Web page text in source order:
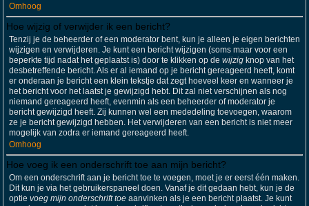
Omhoog
Hoe wijzig of verwijder ik een bericht?
Tenzij je de beheerder of een moderator bent, kun je alleen je eigen berichten
wijzigen en verwijderen. Je kunt een bericht wijzigen (soms maar voor een
beperkte tijd nadat het geplaatst is) door te klikken op de wijzig knop van het
desbetreffende bericht. Als er al iemand op je bericht gereageerd heeft, komt
er onderaan je bericht een klein tekstje dat zegt hoeveel keer en wanneer je
het bericht voor het laatst je gewijzigd hebt. Dit zal niet verschijnen als nog
niemand gereageerd heeft, evenmin als een beheerder of moderator je
bericht gewijzigd heeft. Zij kunnen wel een mededeling toevoegen, waarom
ze je bericht gewijzigd hebben. Het verwijderen van een bericht is niet meer
mogelijk van zodra er iemand gereageerd heeft.
Omhoog
Hoe voeg ik een onderschrift toe aan mijn bericht?
Om een onderschrift aan je bericht toe te voegen, moet je er eerst één maken.
Dit kun je via het gebruikerspaneel doen. Vanaf je dit gedaan hebt, kun je de
optie voeg mijn onderschrift toe aanvinken als je een bericht plaatst. Je kunt